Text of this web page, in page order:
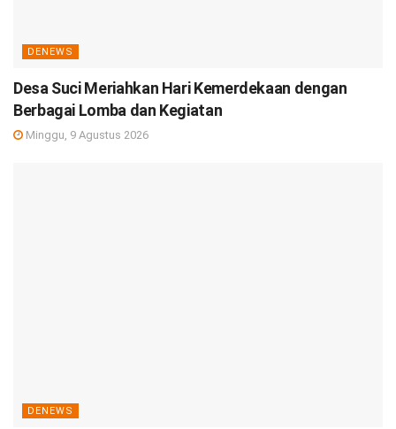
DENEWS
Desa Suci Meriahkan Hari Kemerdekaan dengan
Berbagai Lomba dan Kegiatan
Minggu, 9 Agustus 2026
DENEWS